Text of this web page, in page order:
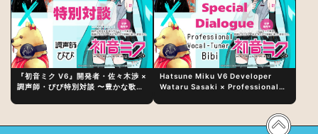
『初音ミク V6』開発者・佐々木渉 ×
調声師・びび特別対談 〜豊かな歌声
Hatsune Miku V6 Developer
Wataru Sasaki × Professional
Vocal Expression Lies in “Love
for the singing characters” and